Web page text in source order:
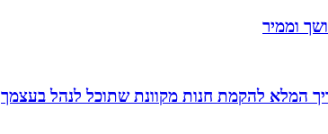
וממיר
המלא להקמת חנות מקוונת שתוכל לנהל בעצמך